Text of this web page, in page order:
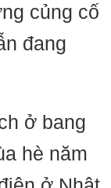
củng cố
đang
ở bang
hè năm